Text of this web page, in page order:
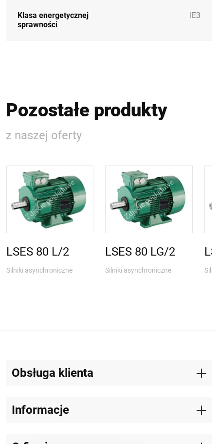
Klasa energetycznej
sprawności
IE3
Pozostałe produkty
z naszej oferty
LSES 80 L/2
Silniki asynchroniczne
LSES 80 LG/2
Silniki asynchroniczne
Obsługa klienta
Informacje